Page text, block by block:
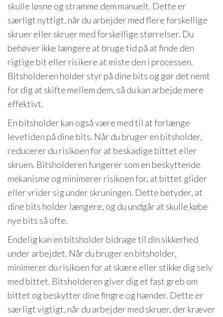
skulle løsne og stramme dem manuelt. Dette er
særligt nyttigt, når du arbejder med flere forskellige
skruer eller skruer med forskellige størrelser. Du
behøver ikke længere at bruge tid på at finde den
rigtige bit eller risikere at miste den i processen.
Bitsholderen holder styr på dine bits og gør det nemt
for dig at skifte mellem dem, så du kan arbejde mere
effektivt.
En bitsholder kan også være med til at forlænge
levetiden på dine bits. Når du bruger en bitsholder,
reducerer du risikoen for at beskadige bittet eller
skruen. Bitsholderen fungerer som en beskyttende
mekanisme og minimerer risikoen for, at bittet glider
eller vrider sig under skruningen. Dette betyder, at
dine bits holder længere, og du undgår at skulle købe
nye bits så ofte.
Endelig kan en bitsholder bidrage til din sikkerhed
under arbejdet. Når du bruger en bitsholder,
minimerer du risikoen for at skære eller stikke dig selv
med bittet. Bitsholderen giver dig et fast greb om
bittet og beskytter dine fingre og hænder. Dette er
særligt vigtigt, når du arbejder med skruer, der kræver